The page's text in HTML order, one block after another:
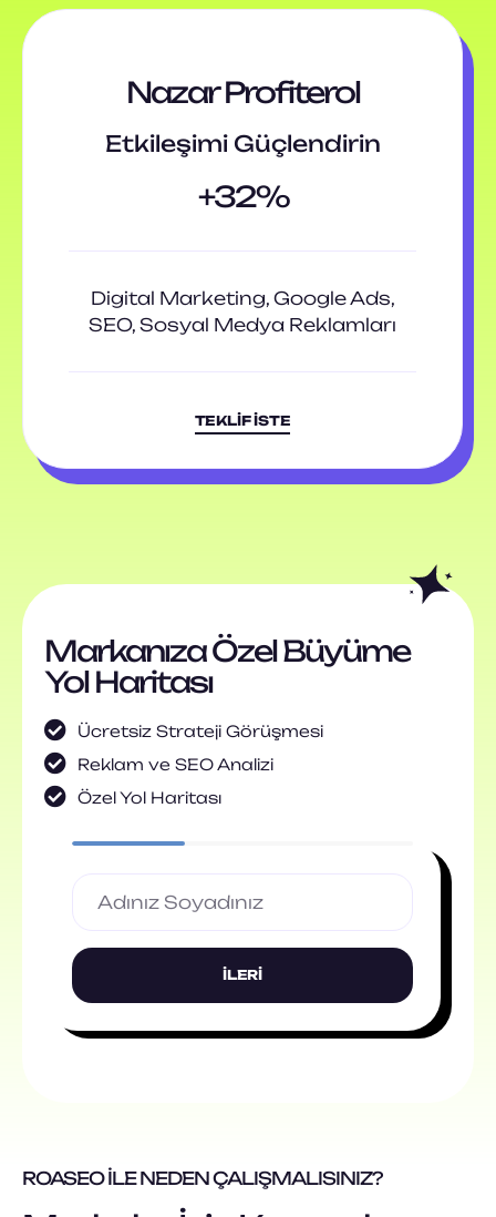
Nazar Profiterol
Etkileşimi Güçlendirin
+32%
Digital Marketing, Google Ads,
SEO, Sosyal Medya Reklamları
TEKLIF İSTE
Markanıza Özel Büyüme
Yol Haritası
Ücretsiz Strateji Görüşmesi
Reklam ve SEO Analizi
Özel Yol Haritası
İLERI
ROASEO ILE NEDEN ÇALIŞMALISINIZ?